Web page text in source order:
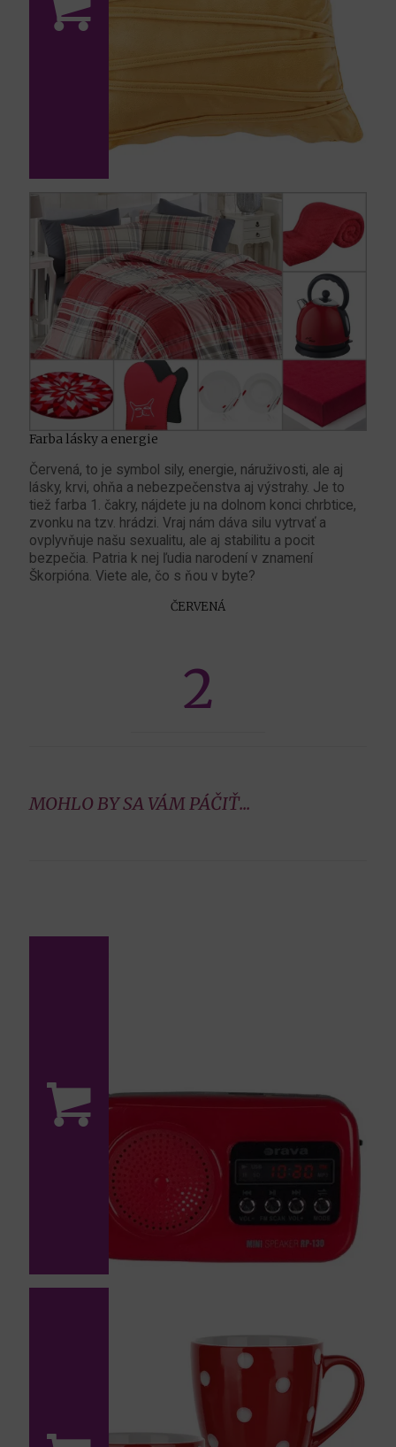
Farba lásky a energie
Červená, to je symbol sily, energie, náruživosti, ale aj
lásky, krvi, ohňa a nebezpečenstva aj výstrahy. Je to
tiež farba 1. čakry, nájdete ju na dolnom konci chrbtice,
zvonku na tzv. hrádzi. Vraj nám dáva silu vytrvať a
ovplyvňuje našu sexualitu, ale aj stabilitu a pocit
bezpečia. Patria k nej ľudia narodení v znamení
Škorpióna. Viete ale, čo s ňou v byte?
ČERVENÁ
2
MOHLO BY SA VÁM PÁČIŤ...